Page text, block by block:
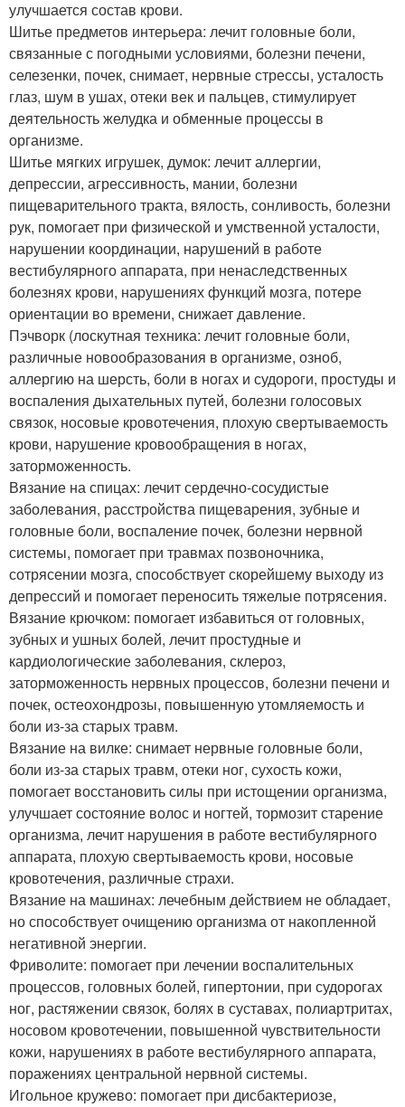
улучшается состав крови.
Шитье предметов интерьера: лечит головные боли,
связанные с погодными условиями, болезни печени,
селезенки, почек, снимает, нервные стрессы, усталость
глаз, шум в ушах, отеки век и пальцев, стимулирует
деятельность желудка и обменные процессы в
организме.
Шитье мягких игрушек, думок: лечит аллергии,
депрессии, агрессивность, мании, болезни
пищеварительного тракта, вялость, сонливость, болезни
рук, помогает при физической и умственной усталости,
нарушении координации, нарушений в работе
вестибулярного аппарата, при ненаследственных
болезнях крови, нарушениях функций мозга, потере
ориентации во времени, снижает давление.
Пэчворк (лоскутная техника: лечит головные боли,
различные новообразования в организме, озноб,
аллергию на шерсть, боли в ногах и судороги, простуды и
воспаления дыхательных путей, болезни голосовых
связок, носовые кровотечения, плохую свертываемость
крови, нарушение кровообращения в ногах,
заторможенность.
Вязание на спицах: лечит сердечно-сосудистые
заболевания, расстройства пищеварения, зубные и
головные боли, воспаление почек, болезни нервной
системы, помогает при травмах позвоночника,
сотрясении мозга, способствует скорейшему выходу из
депрессий и помогает переносить тяжелые потрясения.
Вязание крючком: помогает избавиться от головных,
зубных и ушных болей, лечит простудные и
кардиологические заболевания, склероз,
заторможенность нервных процессов, болезни печени и
почек, остеохондрозы, повышенную утомляемость и
боли из-за старых травм.
Вязание на вилке: снимает нервные головные боли,
боли из-за старых травм, отеки ног, сухость кожи,
помогает восстановить силы при истощении организма,
улучшает состояние волос и ногтей, тормозит старение
организма, лечит нарушения в работе вестибулярного
аппарата, плохую свертываемость крови, носовые
кровотечения, различные страхи.
Вязание на машинах: лечебным действием не обладает,
но способствует очищению организма от накопленной
негативной энергии.
Фриволите: помогает при лечении воспалительных
процессов, головных болей, гипертонии, при судорогах
ног, растяжении связок, болях в суставах, полиартритах,
носовом кровотечении, повышенной чувствительности
кожи, нарушениях в работе вестибулярного аппарата,
поражениях центральной нервной системы.
Игольное кружево: помогает при дисбактериозе,